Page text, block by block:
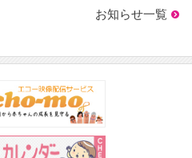
お知らせ一覧